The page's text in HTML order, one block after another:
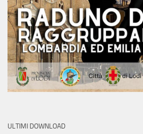
ULTIMI DOWNLOAD